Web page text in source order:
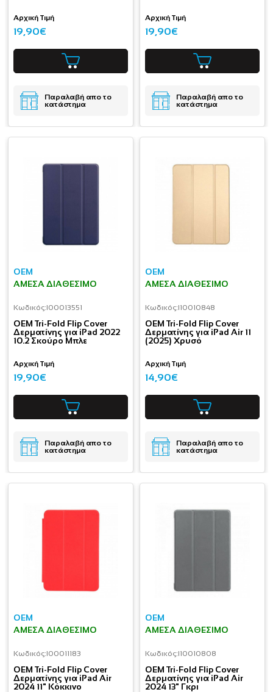
Αρχική Τιμή
19,90€
Παραλαβή απο το
κατάστημα
Αρχική Τιμή
19,90€
Παραλαβή απο το
κατάστημα
OEM
ΆΜΕΣΑ ΔΙΑΘΈΣΙΜΟ
Κωδικός:I00013551
OEM Tri-Fold Flip Cover
Δερματίνης για iPad 2022
10.2 Σκούρο Μπλε
Αρχική Τιμή
19,90€
Παραλαβή απο το
κατάστημα
OEM
ΆΜΕΣΑ ΔΙΑΘΈΣΙΜΟ
Κωδικός:I10010848
OEM Tri-Fold Flip Cover
Δερματίνης για iPad Air 11
(2025) Χρυσό
Αρχική Τιμή
14,90€
Παραλαβή απο το
κατάστημα
OEM
ΆΜΕΣΑ ΔΙΑΘΈΣΙΜΟ
Κωδικός:I00011183
OEM Tri-Fold Flip Cover
Δερματίνης για iPad Air
2024 11" Κόκκινο
OEM
ΆΜΕΣΑ ΔΙΑΘΈΣΙΜΟ
Κωδικός:I10010808
OEM Tri-Fold Flip Cover
Δερματίνης για iPad Air
2024 13" Γκρι